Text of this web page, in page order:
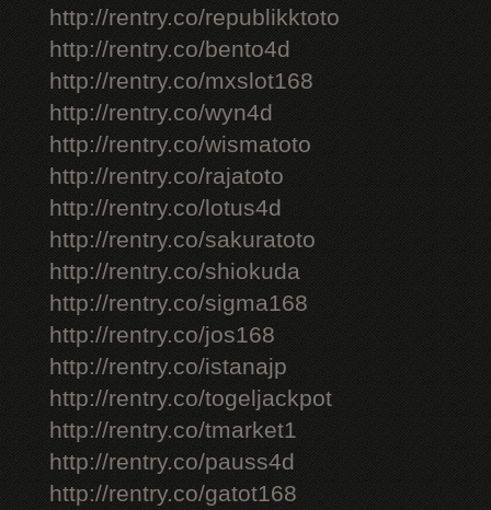
http://rentry.co/republikktoto
http://rentry.co/bento4d
http://rentry.co/mxslot168
http://rentry.co/wyn4d
http://rentry.co/wismatoto
http://rentry.co/rajatoto
http://rentry.co/lotus4d
http://rentry.co/sakuratoto
http://rentry.co/shiokuda
http://rentry.co/sigma168
http://rentry.co/jos168
http://rentry.co/istanajp
http://rentry.co/togeljackpot
http://rentry.co/tmarket1
http://rentry.co/pauss4d
http://rentry.co/gatot168